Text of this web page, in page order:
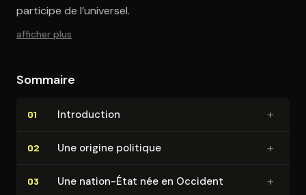
participe de l’universel.
afficher plus
Sommaire
01 In­tro­duc­tion +
02 Une origine politique +
03 Une nation-État née en Occident +